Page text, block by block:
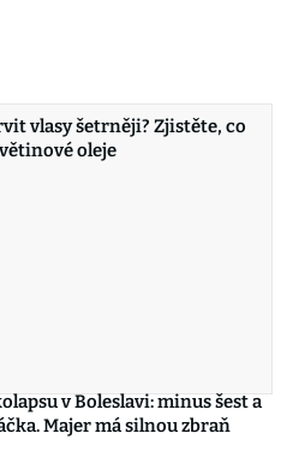
vlasy šetrněji? Zjistěte, co
oleje
v Boleslavi: minus šest a
Majer má silnou zbraň